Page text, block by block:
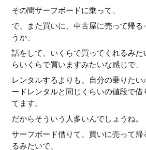
その間サーフボードに乗って、
で、また買いに、中古屋に売って帰る
うか、
話をして、いくらで買ってくれるみた
らいくらで買いますみたいな感じで、
レンタルするよりも、自分の乗りたい
ードレンタルと同じくらいの値段で借
てます。
だからそういう人多いんでしょうね。
サーフボード借りて、買いに売って帰
るみたいで、